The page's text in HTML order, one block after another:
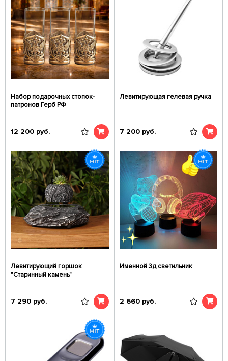
Набор подарочных стопок-
патронов Герб РФ
12 200 руб.
Левитирующая гелевая ручка
7 200 руб.
Левитирующий горшок
"Старинный камень"
7 290 руб.
Именной 3д светильник
2 660 руб.